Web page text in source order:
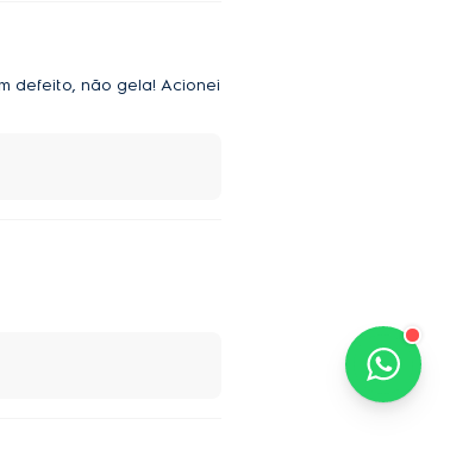
defeito, não gela! Acionei